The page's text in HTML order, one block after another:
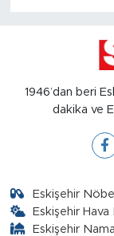
1946’dan beri
dakika ve
Eskişehir
Eskişehir Hava
Eskişehir